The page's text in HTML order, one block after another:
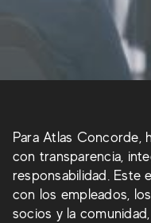
Para Atlas Concorde,
con transparencia,
responsabilidad. Este
con los empleados,
socios y la